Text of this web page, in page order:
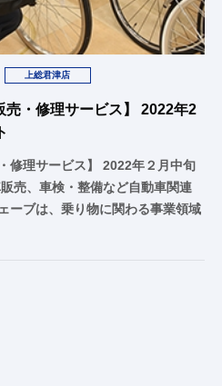
上総君津店
売・修理サービス】 2022年2
修理サービス】 2022年２月中旬
売、車検・整備など自動車関連
ーブは、乗り物に関わる事業領域